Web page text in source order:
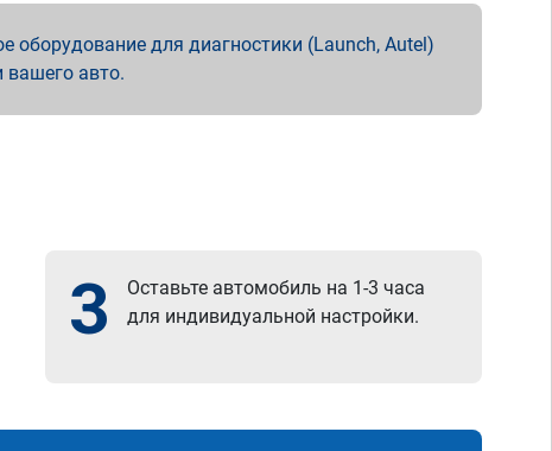
для диагностики (Launch, Autel)
вашего авто.
3
Оставьте автомобиль на 1-3 часа
для индивидуальной настройки.